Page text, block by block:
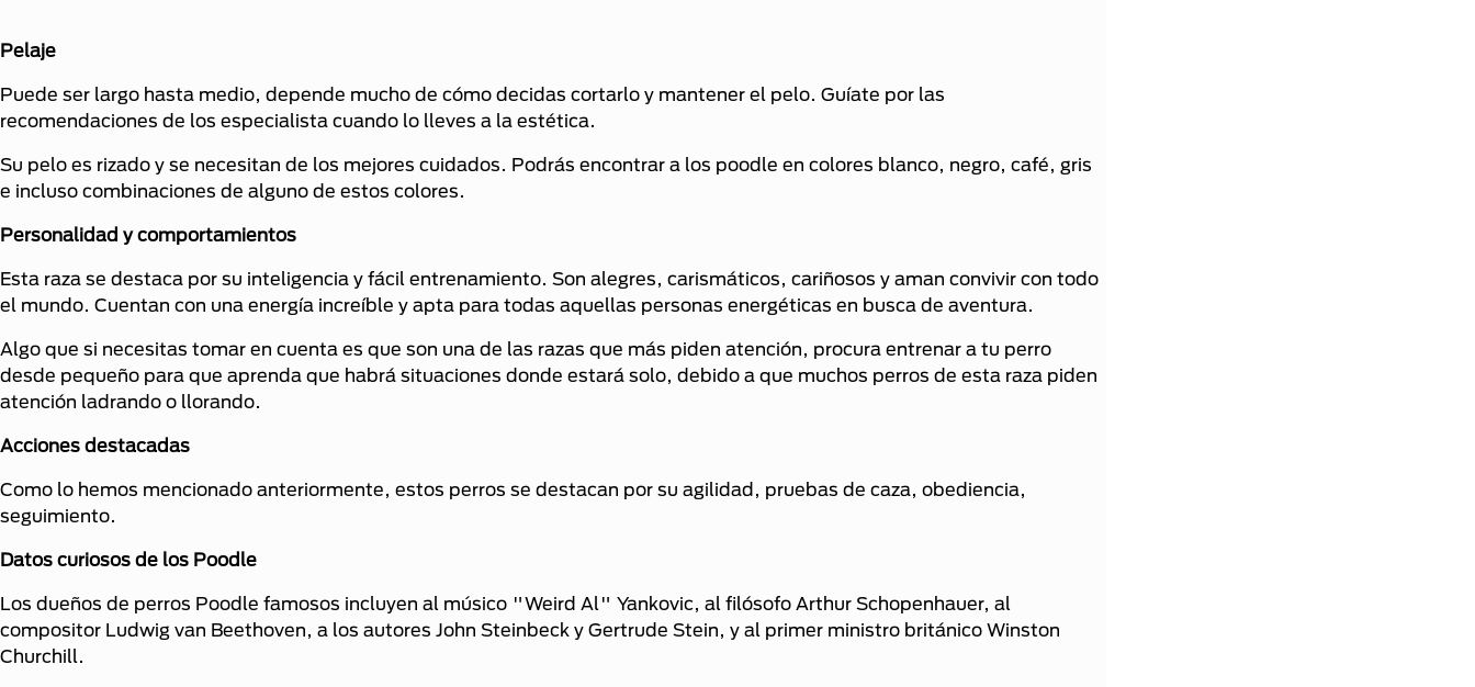
Pelaje
Puede ser largo hasta medio, depende mucho de cómo decidas cortarlo y mantener el pelo. Guíate por las
recomendaciones de los especialista cuando lo lleves a la estética.
Su pelo es rizado y se necesitan de los mejores cuidados. Podrás encontrar a los poodle en colores blanco, negro, café, gris
e incluso combinaciones de alguno de estos colores.
Personalidad y comportamientos
Esta raza se destaca por su inteligencia y fácil entrenamiento. Son alegres, carismáticos, cariñosos y aman convivir con todo
el mundo. Cuentan con una energía increíble y apta para todas aquellas personas energéticas en busca de aventura.
Algo que si necesitas tomar en cuenta es que son una de las razas que más piden atención, procura entrenar a tu perro
desde pequeño para que aprenda que habrá situaciones donde estará solo, debido a que muchos perros de esta raza piden
atención ladrando o llorando.
Acciones destacadas
Como lo hemos mencionado anteriormente, estos perros se destacan por su agilidad, pruebas de caza, obediencia,
seguimiento.
Datos curiosos de los Poodle
Los dueños de perros Poodle famosos incluyen al músico "Weird Al" Yankovic, al filósofo Arthur Schopenhauer, al
compositor Ludwig van Beethoven, a los autores John Steinbeck y Gertrude Stein, y al primer ministro británico Winston
Churchill.